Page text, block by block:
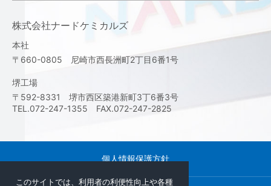
このサイトでは、利用者の利便性向上や各種
株式会社ナードケミカルズ
本社
〒660-0805 尼崎市西長洲町2丁目6番1号
堺工場
〒592-8331 堺市西区築港新町3丁6番3号
TEL.072-247-1355 FAX.072-247-2825
個人情報保護方針